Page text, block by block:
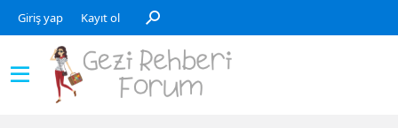
Giriş yap Kayıt ol